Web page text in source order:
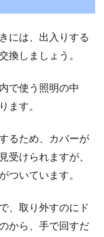
設置するトイレが
場合は
レにウォシュレットがな
ト壁に空けたネジ
方法！
由は様々でしょう。棚な
には、出入りする
換しましょう。
で使う照明の中
ます。
るため、カバーが
受けられますが、
ついています。
、取り外すのにド
から、手で回すだ